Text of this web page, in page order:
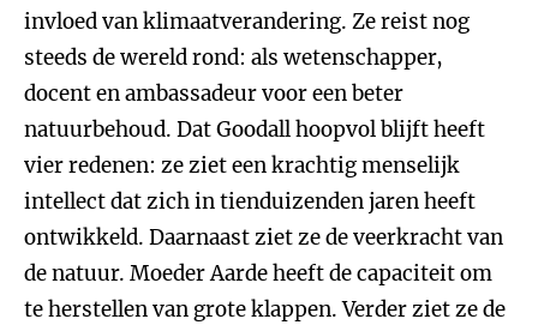
invloed van klimaatverandering. Ze reist nog
steeds de wereld rond: als wetenschapper,
docent en ambassadeur voor een beter
natuurbehoud. Dat Goodall hoopvol blijft heeft
vier redenen: ze ziet een krachtig menselijk
intellect dat zich in tienduizenden jaren heeft
ontwikkeld. Daarnaast ziet ze de veerkracht van
de natuur. Moeder Aarde heeft de capaciteit om
te herstellen van grote klappen. Verder ziet ze de